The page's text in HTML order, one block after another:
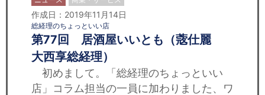
作成日：2019年11月14日
総経理のちょっといい店
第77回 居酒屋いいとも（蔲仕麗
大西享総経理）
初めまして。「総経理のちょっといい
店」コラム担当の一員に加わりました、ワ